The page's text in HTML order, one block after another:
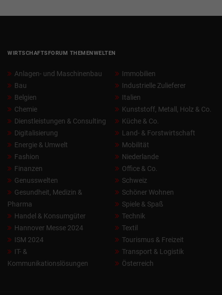
WIRTSCHAFTSFORUM THEMENWELTEN
Anlagen- und Maschinenbau
Bau
Belgien
Chemie
Dienstleistungen & Consulting
Digitalisierung
Energie & Umwelt
Fashion
Finanzen
Genusswelten
Gesundheit, Medizin &
Pharma
Handel & Konsumgüter
Hannover Messe 2024
ISM 2024
IT- &
Kommunikationslösungen
Immobilien
Industrielle Zulieferer
Italien
Kunststoff, Metall, Holz & Co.
Küche & Co.
Land- & Forstwirtschaft
Mobilität
Niederlande
Office & Co.
Schweiz
Schöner Wohnen
Spiele & Spaß
Technik
Textil
Tourismus & Freizeit
Transport & Logistik
Österreich